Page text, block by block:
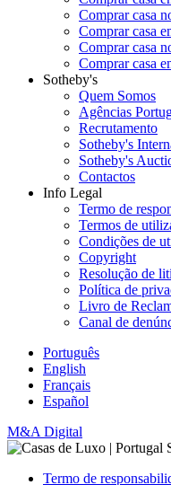
Comprar casa
Comprar casa
Comprar casa
Comprar casa
Sotheby's
Quem Somos
Agências
Recrutamento
Sotheby's
Sotheby's
Contactos
Info Legal
Termo de
Termos de
Condições de
Copyright
Resolução de
Política de
Livro de
Canal de
Português
English
Français
Español
M&A Digital
Termo de